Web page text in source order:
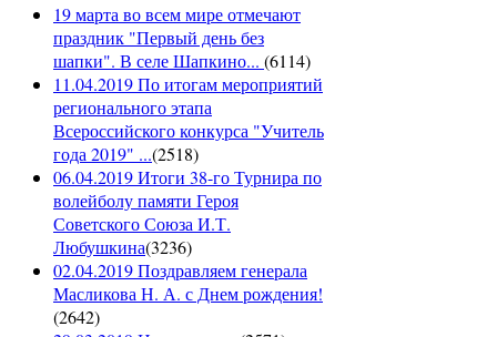
19 марта во всем мире отмечают
праздник "Первый день без
шапки". В селе Шапкино... (6114)
11.04.2019 По итогам мероприятий
регионального этапа
Всероссийского конкурса "Учитель
года 2019" ...(2518)
06.04.2019 Итоги 38-го Турнира по
волейболу памяти Героя
Советского Союза И.Т.
Любушкина(3236)
02.04.2019 Поздравляем генерала
Масликова Н. А. с Днем рождения!
(2642)